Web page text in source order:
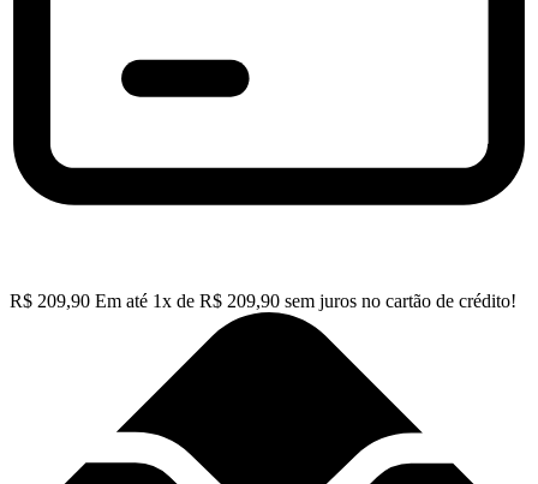
R$ 209,90 Em até 1x de R$ 209,90 sem juros no cartão de crédito!